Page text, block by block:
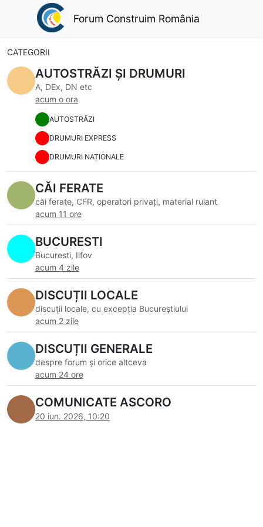
Forum Construim România
CATEGORII
AUTOSTRĂZI ȘI DRUMURI
A, DEx, DN etc
acum o ora
AUTOSTRĂZI
DRUMURI EXPRESS
DRUMURI NAȚIONALE
CĂI FERATE
căi ferate, CFR, operatori privați, material rulant
acum 11 ore
BUCURESTI
Bucuresti, Ilfov
acum 4 zile
DISCUȚII LOCALE
discuții locale, cu excepția Bucureștiului
acum 2 zile
DISCUȚII GENERALE
despre forum și orice altceva
acum 24 ore
COMUNICATE ASCORO
20 iun. 2026, 10:20